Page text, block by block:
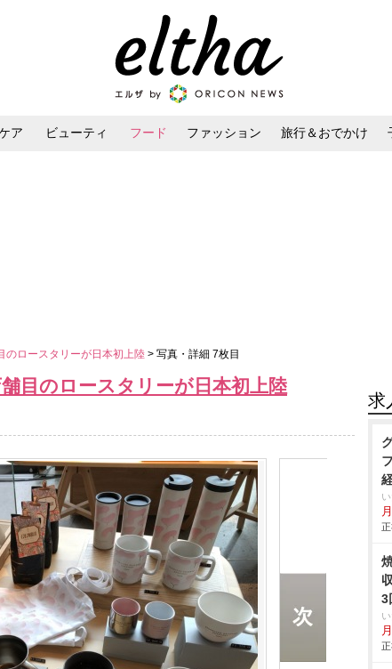
ア ビューティ フード ファッション 旅行＆おでかけ
のロースタリーが日本初上陸 > 写真・詳細 7枚目
目のロースタリーが日本初上陸
求
3